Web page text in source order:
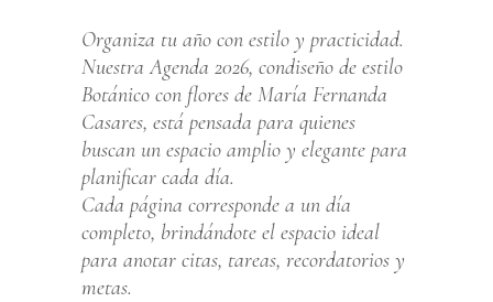
Organiza tu año con estilo y practicidad.
Nuestra Agenda 2026, condiseño de estilo
Botánico con flores de María Fernanda
Casares, está pensada para quienes
buscan un espacio amplio y elegante para
planificar cada día.
Cada página corresponde a un día
completo, brindándote el espacio ideal
para anotar citas, tareas, recordatorios y
metas.